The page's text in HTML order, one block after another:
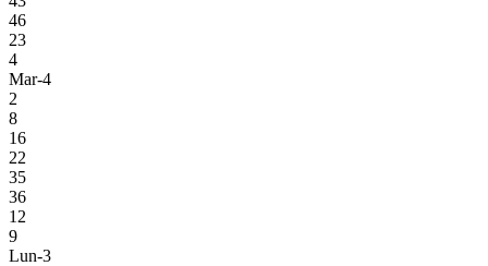
46
23
4
Mar-4
2
8
16
22
35
36
12
9
Lun-3